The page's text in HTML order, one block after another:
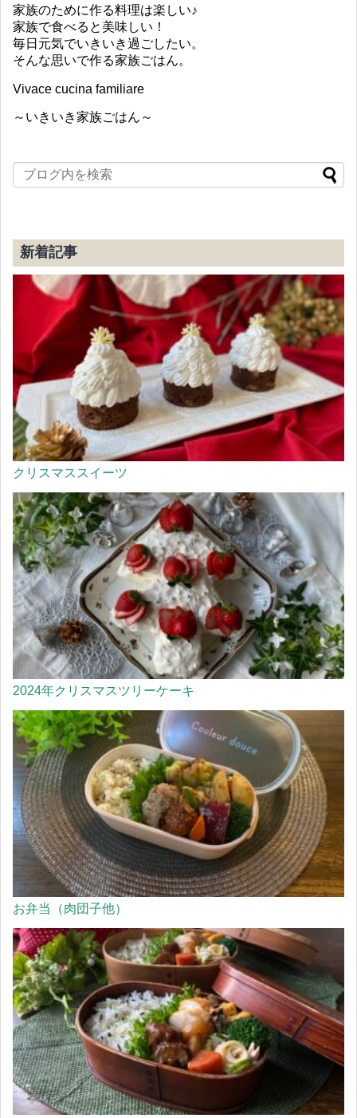
家族のために作る料理は楽しい♪
家族で食べると美味しい！
毎日元気でいきいき過ごしたい。
そんな思いで作る家族ごはん。
Vivace cucina familiare
～いきいき家族ごはん～
新着記事
クリスマススイーツ
2024年クリスマスツリーケーキ
お弁当（肉団子他）